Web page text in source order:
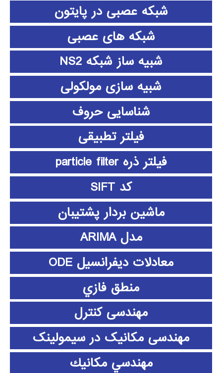
شبکه عصبی در پایتون
شبکه های عصبی
شبیه ساز شبکه NS2
شبیه سازی مولکولی
شناسایی حروف
فیلتر تطبیقی
فیلتر ذره particle filter
کد SIFT
ماشین بردار پشتیبان
مدل ARIMA
معادلات دیفرانسیل ODE
منطق فازي
مهندسی کنترل
مهندسی مکانیک در سیمولینک
مهندسي مكانيك